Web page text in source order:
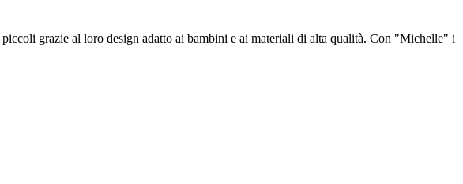
grazie al loro design adatto ai bambini e ai materiali di alta qualità. Con "Michelle" i